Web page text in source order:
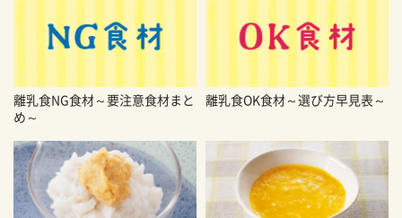
離乳食NG食材～要注意食材まと
め～
離乳食OK食材～選び方早見表～